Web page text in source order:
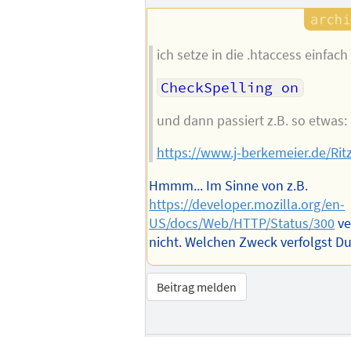
ich setze in die .htaccess einfach
CheckSpelling on
und dann passiert z.B. so etwas:
https://www.j-berkemeier.de/
Hmmm... Im Sinne von z.B.
https://developer.mozilla.org/en-
US/docs/Web/HTTP/Status/300
nicht. Welchen Zweck verfolgst
Beitrag melden